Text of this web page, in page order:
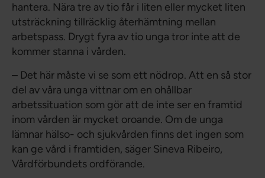
hantera. Nära tre av tio får i liten eller mycket liten
utsträckning tillräcklig återhämtning mellan
arbetspass. Drygt fyra av tio unga tror inte att de
kommer stanna i vården.
– Det här måste vi se som ett nödrop. Att en så stor
del av våra unga vittnar om en ohållbar
arbetssituation som gör att de inte ser en framtid
inom vården är mycket oroande. Om de unga
lämnar hälso- och sjukvården finns det ingen som
kan ge vård i framtiden, säger Sineva Ribeiro,
Vårdförbundets ordförande.